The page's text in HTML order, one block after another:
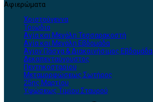
Αφιερώματα
Χριστούγεννα
Τριώδιο
Αγία και Μεγάλη Τεσσαρακοστή
Αγία και Μεγάλη Εβδομάδα
Άγιον Πάσχα & Διακαινήσιμος Εβδομάδα
Δεκαπενταύγουστος
Πεντηκοσταρίου
Μεταμορφώσεως Σωτήρος
25ης Μαρτίου
Υψώσεως Τιμίου Σταυρού